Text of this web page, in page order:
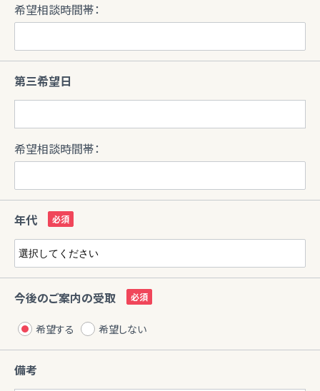
希望相談時間帯：
第三希望日
希望相談時間帯：
年代
今後のご案内の受取
希望する 希望しない
備考